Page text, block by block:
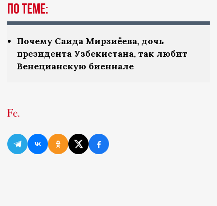
По теме:
Почему Саида Мирзиёева, дочь
президента Узбекистана, так любит
Венецианскую биеннале